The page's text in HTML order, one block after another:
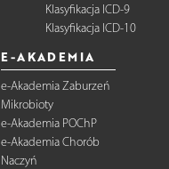
Klasyfikacja ICD-9
Klasyfikacja ICD-10
E-AKADEMIA
e-Akademia Zaburzeń
Mikrobioty
e-Akademia POChP
e-Akademia Chorób
Naczyń